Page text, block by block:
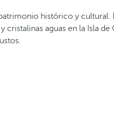
histórico y cultural.
cristalinas aguas en la Isla